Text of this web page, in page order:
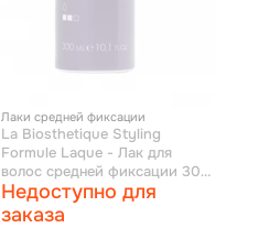
Лаки средней фиксации
La Biosthetique Styling
Formule Laque - Лак для
волос средней фиксации 300
мл
Недоступно для
заказа